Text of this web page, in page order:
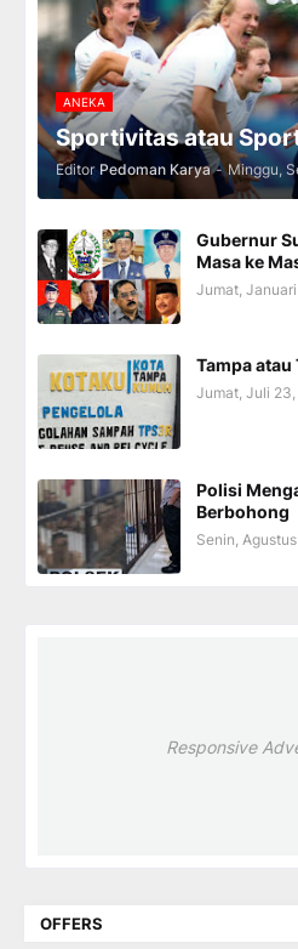
ANEKA
Sportivitas atau
Editor Pedoman Karya - Minggu,
Gubernur
Masa ke
Jumat,
Tampa atau
Jumat, Juli 23,
Polisi
Berbohong
Senin,
Responsive
OFFERS